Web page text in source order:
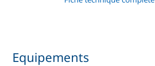
Equipements